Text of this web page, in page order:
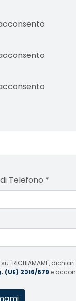
Telefono *
"RICHIAMAMI",
(UE) 2016/679 e